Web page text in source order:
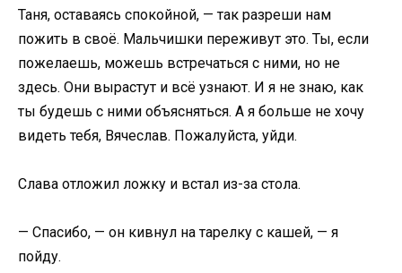
Таня, оставаясь спокойной, — так разреши нам
пожить в своё. Мальчишки переживут это. Ты, если
пожелаешь, можешь встречаться с ними, но не
здесь. Они вырастут и всё узнают. И я не знаю, как
ты будешь с ними объясняться. А я больше не хочу
видеть тебя, Вячеслав. Пожалуйста, уйди.
Слава отложил ложку и встал из-за стола.
— Спасибо, — он кивнул на тарелку с кашей, — я
пойду.